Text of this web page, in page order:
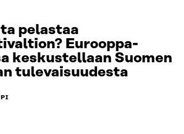
pelastaa
Eurooppa-
keskustellaan Suomen
tulevaisuudesta